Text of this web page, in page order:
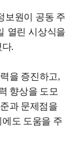
보원이 공동 주
열린 시상식을
.
을 증진하고,
향상을 도모
과 문제점을
도 도움을 주